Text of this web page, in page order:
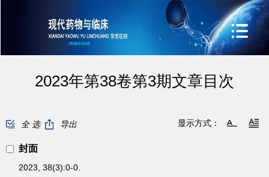
2023年第38卷第3期文章目次
全 选 导出 显示方式：
封面
2023, 38(3):0-0.